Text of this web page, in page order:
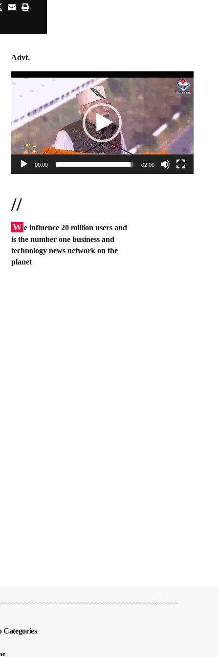
Advt.
Video
00:00 02:00
//
W e influence 20 million users and
is the number one business and
technology news network on the
planet
Categories